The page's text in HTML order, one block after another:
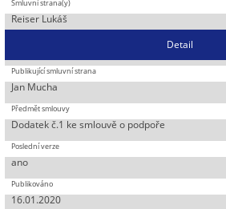
Reiser Lukáš
Detail
Jan Mucha
Dodatek č.1 ke smlouvě o podpoře
ano
16.01.2020